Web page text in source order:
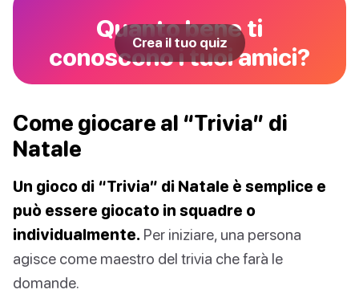
Quanto bene ti
conoscono i tuoi amici?
Crea il tuo quiz
Come giocare al “Trivia” di
Natale
Un gioco di “Trivia” di Natale è semplice e
può essere giocato in squadre o
individualmente. Per iniziare, una persona
agisce come maestro del trivia che farà le
domande.